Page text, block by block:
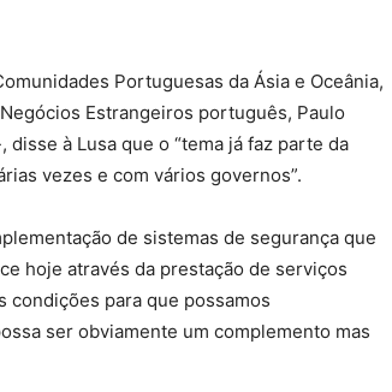
Portuguesas da Ásia e Oceânia,
Estrangeiros português, Paulo
à Lusa que o “tema já faz parte da
vezes e com vários governos”.
de sistemas de segurança que
hoje através da prestação de serviços
condições para que possamos
ser obviamente um complemento mas